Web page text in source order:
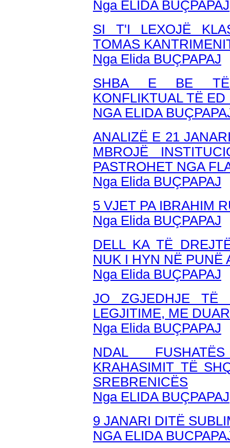
Nga ELIDA BUÇPAPAJ
SI T'I LEXOJË
TOMAS
Nga Elida BUÇPAPAJ
SHBA E BE TË
KONFLIKTUAL TË ED
NGA ELIDA
ANALIZË E 21
MBROJË
PASTROHET NGA
Nga Elida BUÇPAPAJ
5 VJET PA IBRAHIM
Nga Elida BUÇPAPAJ
DELL KA TË
NUK I HYN NË PUNË
Nga Elida BUÇPAPAJ
JO ZGJEDHJE TË
LEGJITIME, ME
Nga Elida BUÇPAPAJ
NDAL
KRAHASIMIT TË
SREBRENICËS
Nga ELIDA BUÇPAPAJ
9 JANARI DITË
NGA ELIDA